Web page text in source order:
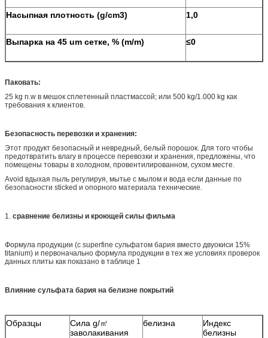
Насыпная плотность (g/cm3) 1,0
Выпарка на 45 um сетке, % (m/m) ≤0
Паковать:
25 kg n.w в мешок сплетенный пластмассой; или 500 kg/1.000 kg как
требования к клиентов.
Безопасность перевозки и хранения:
Этот продукт безопасный и невредный, белый порошок. Для того чтобы
предотвратить влагу в процессе перевозки и хранения, предложены, что
помещены товары в холодном, провентилированном, сухом месте.
Avoid вдыхая пыль регулируя, мытье с мылом и вода если данные по
безопасности sticked и опорного материала технические.
1. сравнение белизны и кроющей силы фильма
Формула продукции (с superfine сульфатом бария вместо двуокиси 15%
titanium) и первоначально формула продукции в тех же условиях проверок
данных плиты как показано в таблице 1
Влияние сульфата бария на белизне покрытий
Образцы
Сила g/㎡
заволакивания
белизна
Индекс
белизны